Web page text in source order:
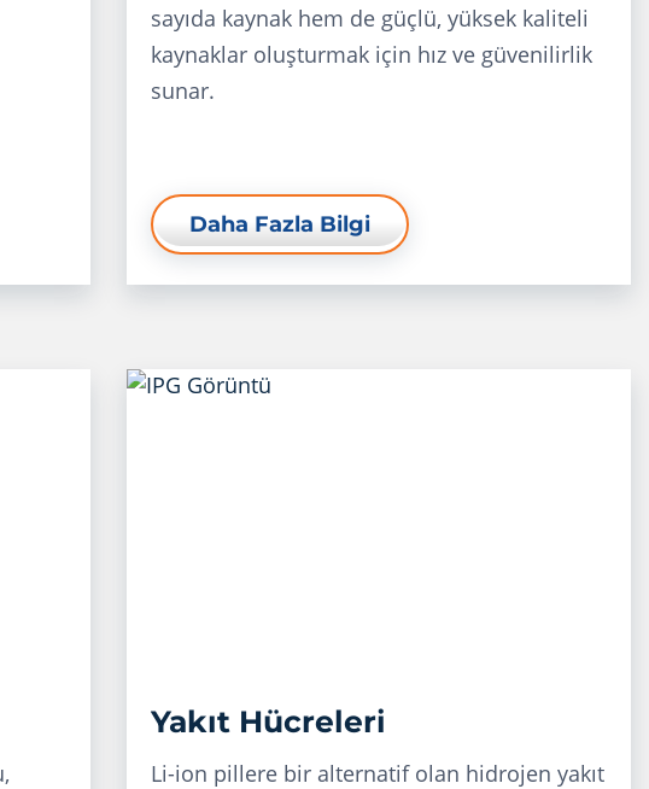
sayıda kaynak hem de güçlü, yüksek kaliteli
kaynaklar oluşturmak için hız ve güvenilirlik
sunar.
Daha Fazla Bilgi
Yakıt Hücreleri
Li-ion pillere bir alternatif olan hidrojen yakıt